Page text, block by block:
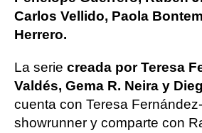
Carlos Vellido, Paola
Herrero.
La serie creada por Teresa
Valdés, Gema R. Neira y
cuenta con Teresa
showrunner y comparte con